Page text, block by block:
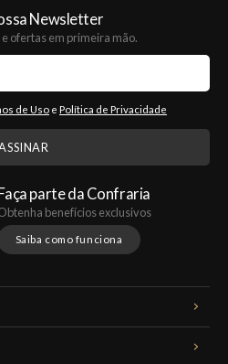
Newsletter
ofertas em primeira mão.
de Uso e Política de Privacidade
parte da Confraria
benefícios exclusivos
Saiba como funciona